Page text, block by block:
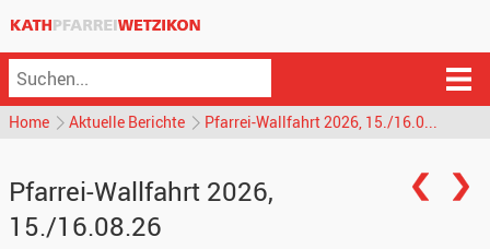
Home Aktuelle Berichte Pfarrei-Wallfahrt 2026, 15./16.0...
Pfarrei-Wallfahrt 2026,
15./16.08.26